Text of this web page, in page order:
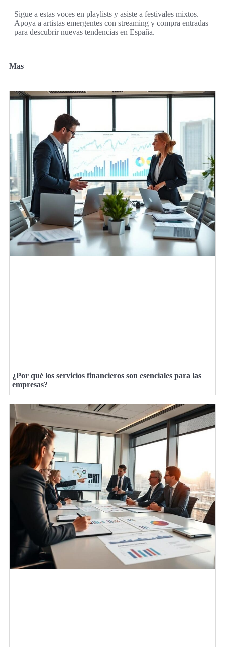
Sigue a estas voces en playlists y asiste a festivales mixtos.
Apoya a artistas emergentes con streaming y compra entradas
para descubrir nuevas tendencias en España.
Mas
¿Por qué los servicios financieros son esenciales para las
empresas?